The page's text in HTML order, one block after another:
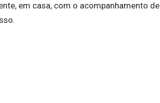
em casa, com o acompanhamento de